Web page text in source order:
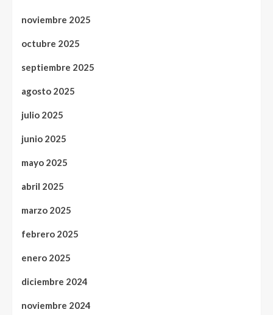
noviembre 2025
octubre 2025
septiembre 2025
agosto 2025
julio 2025
junio 2025
mayo 2025
abril 2025
marzo 2025
febrero 2025
enero 2025
diciembre 2024
noviembre 2024